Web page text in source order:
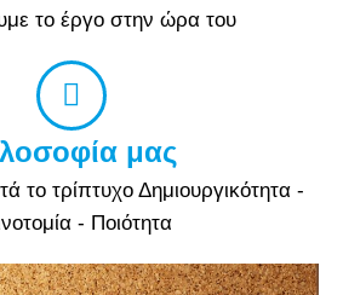
το έργο στην ώρα του
μας
το τρίπτυχο Δημιουργικότητα -
- Ποιότητα